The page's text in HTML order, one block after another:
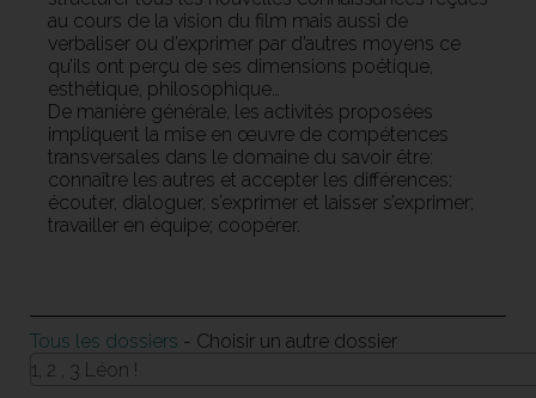
au cours de la vision du film mais aussi de
verbaliser ou d’exprimer par d’autres moyens ce
qu’ils ont perçu de ses dimensions poétique,
esthétique, philosophique…
De manière générale, les activités proposées
impliquent la mise en œuvre de compétences
transversales dans le domaine du savoir être:
connaître les autres et accepter les différences:
écouter, dialoguer, s’exprimer et laisser s’exprimer;
travailler en équipe; coopérer.
Tous les dossiers - Choisir un autre dossier
1, 2 , 3 Léon !